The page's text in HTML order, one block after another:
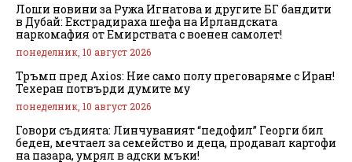
Лоши новини за Ружа Игнатова и другите БГ бандити
в Дубай: Екстрадираха шефа на Ирландската
наркомафия от Емирствата с военен самолет!
понеделник, 10 август 2026
Тръмп пред Axios: Ние само полу преговаряме с Иран!
Техеран потвърди думите му
понеделник, 10 август 2026
Говори съдията: Линчуваният “педофил” Георги бил
беден, мечтаел за семейство и деца, продавал картофи
на пазара, умрял в адски мъки!